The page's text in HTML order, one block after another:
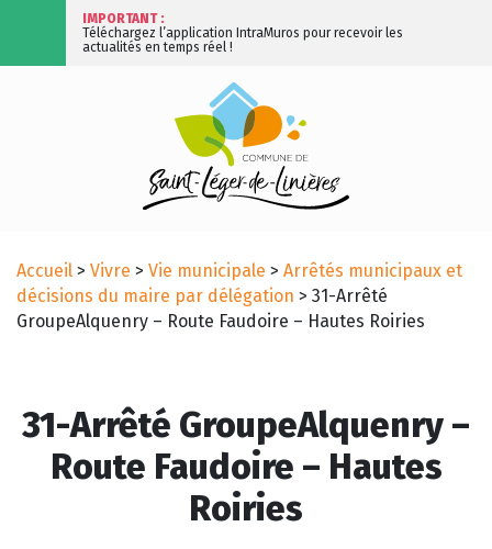
IMPORTANT :
Téléchargez l’application IntraMuros pour recevoir les
actualités en temps réel !
Accueil > Vivre > Vie municipale > Arrêtés municipaux et
décisions du maire par délégation > 31-Arrêté
GroupeAlquenry – Route Faudoire – Hautes Roiries
31-Arrêté GroupeAlquenry –
Route Faudoire – Hautes
Roiries